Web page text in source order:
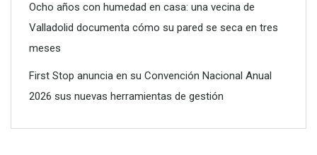
Ocho años con humedad en casa: una vecina de
Valladolid documenta cómo su pared se seca en tres
meses
First Stop anuncia en su Convención Nacional Anual
2026 sus nuevas herramientas de gestión